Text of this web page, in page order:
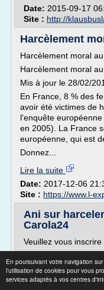
En poursuivant votre navigation
l'utilisation de cookies pour vous
services adaptés à vos centres
Date: 2015-09-17
Site : http://
Harcèlement
Harcèlement moral
Harcèlement moral
Mis à jour le 28/02/
En France, 8 % des
avoir été victimes de
l'enquête
en 2005). La France
européenne, qui est
Donnez...
Lire la suite
Date: 2017-12-06
Site : https://www.l-
Ani sur
Carola24
Veuillez vous
sur le harcèlement et
PLAN/